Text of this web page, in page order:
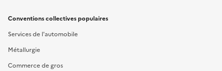
Conventions collectives populaires
Services de l'automobile
Métallurgie
Commerce de gros